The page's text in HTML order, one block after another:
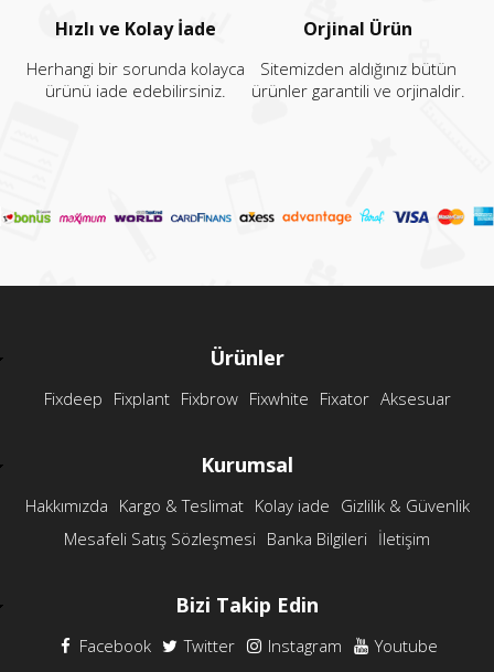
Hızlı ve Kolay İade
Herhangi bir sorunda kolayca
ürünü iade edebilirsiniz.
Orjinal Ürün
Sitemizden aldığınız bütün
ürünler garantili ve orjinaldir.
Ürünler
Fixdeep Fixplant Fixbrow Fixwhite Fixator Aksesuar
Kurumsal
Hakkımızda Kargo & Teslimat Kolay iade Gizlilik & Güvenlik
Mesafeli Satış Sözleşmesi Banka Bilgileri İletişim
Bizi Takip Edin
Facebook Twitter Instagram Youtube